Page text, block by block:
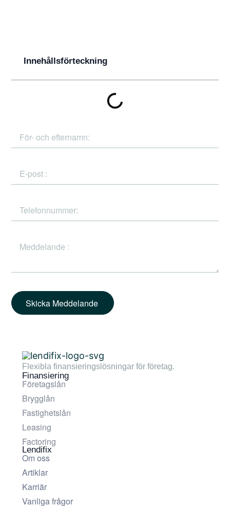
Innehållsförteckning
Skicka Meddelande
Flexibla finansieringslösningar för företag.
Finansiering
Företagslån
Brygglån
Fastighetslån
Leasing
Factoring
Lendifix
Om oss
Artiklar
Karriär
Vanliga frågor